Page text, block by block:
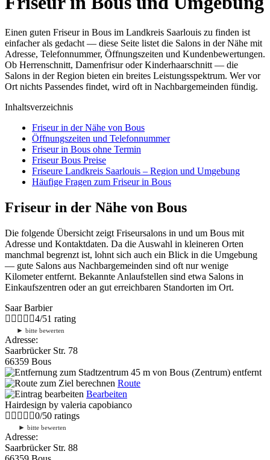
Einen guten Friseur in Bous im Landkreis Saarlouis zu finden ist
einfacher als gedacht — diese Seite listet die Salons in der Nähe mit
Adresse, Telefonnummer, Öffnungszeiten und Kundenbewertungen.
Ob Herrenschnitt, Damenfrisur oder Kinderhaarschnitt — die
Salons in der Region bieten ein breites Leistungsspektrum. Wer vor
Ort nichts Passendes findet, wird oft in Nachbargemeinden fündig.
Inhaltsverzeichnis
Friseur in der Nähe von Bous
Öffnungszeiten und Telefonnummer
Friseur in Bous ohne Termin
Friseur Bous Preise
Friseure Landkreis Saarlouis – Region und Umgebung
Häufige Fragen zum Friseur in Bous
Friseur in der Nähe von Bous
Die folgende Übersicht zeigt Friseursalons in und um Bous mit
Adresse und Kontaktdaten. Da die Auswahl in kleineren Orten
manchmal begrenzt ist, lohnt sich auch ein Blick in die Umgebung
— gute Salons aus Nachbargemeinden sind oft nur wenige
Kilometer entfernt. Bekannte Anlaufstellen sind etwa Salons in
Einkaufszentren oder an gut erreichbaren Standorten im Ort.
Saar Barbier
4/51 rating
► bitte bewerten
Adresse:
Saarbrücker Str. 78
66359 Bous
45 m von Bous (Zentrum) entfernt
Route
Bearbeiten
Hairdesign by valeria capobianco
0/50 ratings
► bitte bewerten
Adresse:
Saarbrücker Str. 88